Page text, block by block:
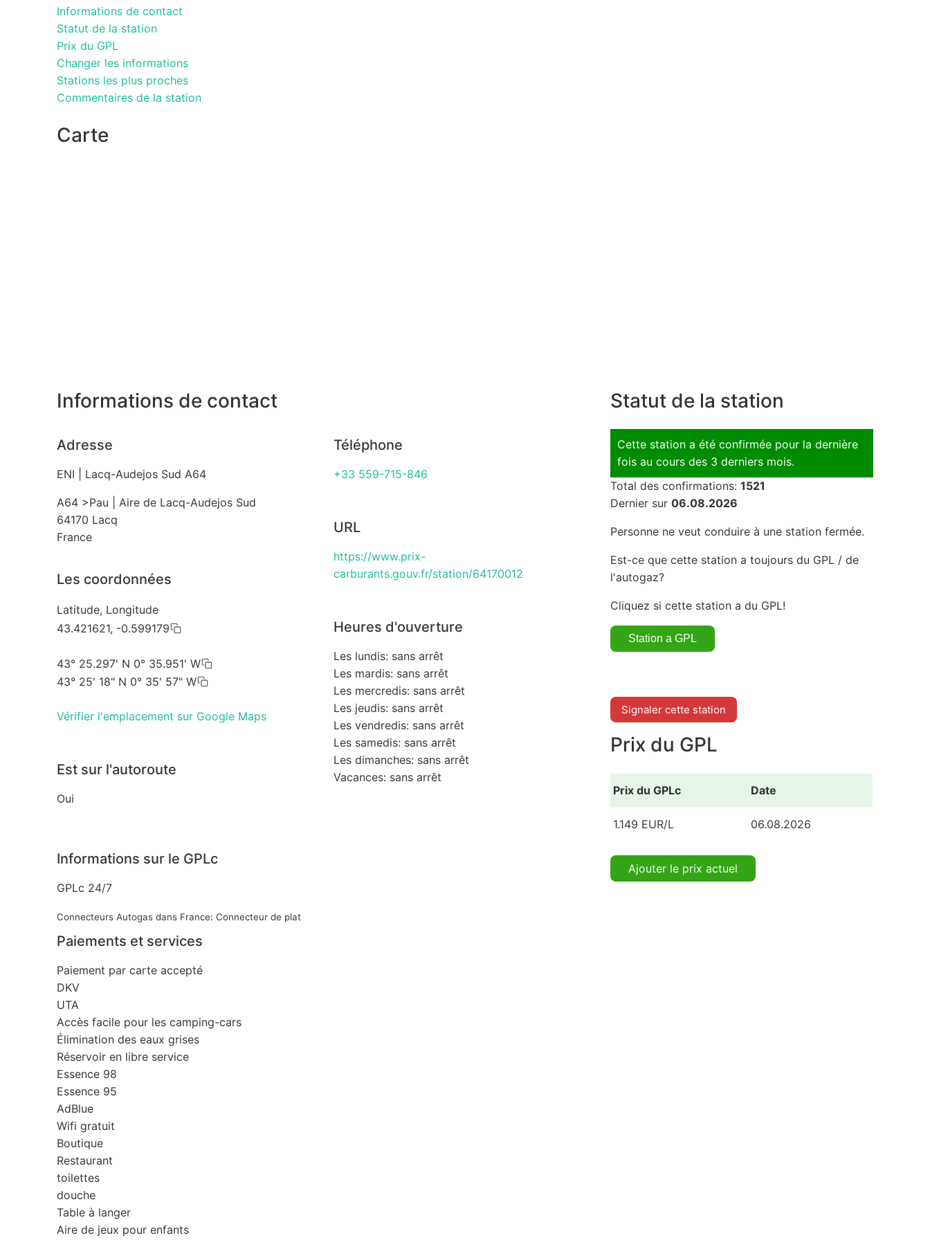
Informations de contact
Statut de la station
Prix du GPL
Changer les informations
Stations les plus proches
Commentaires de la station
Carte
Informations de contact
Adresse
ENI | Lacq-Audejos Sud A64
A64 >Pau | Aire de Lacq-Audejos Sud
64170 Lacq
France
Les coordonnées
Latitude, Longitude
43.421621, -0.599179
43° 25.297' N 0° 35.951' W
43° 25' 18" N 0° 35' 57" W
Vérifier l'emplacement sur Google Maps
Est sur l'autoroute
Oui
Téléphone
+33 559-715-846
URL
https://www.prix-
carburants.gouv.fr/station/64170012
Heures d'ouverture
Les lundis: sans arrêt
Les mardis: sans arrêt
Les mercredis: sans arrêt
Les jeudis: sans arrêt
Les vendredis: sans arrêt
Les samedis: sans arrêt
Les dimanches: sans arrêt
Vacances: sans arrêt
Informations sur le GPLc
GPLc 24/7
Connecteurs Autogas dans France: Connecteur de plat
Paiements et services
Paiement par carte accepté
DKV
UTA
Accès facile pour les camping-cars
Élimination des eaux grises
Réservoir en libre service
Essence 98
Essence 95
AdBlue
Wifi gratuit
Boutique
Restaurant
toilettes
douche
Table à langer
Aire de jeux pour enfants
Statut de la station
Cette station a été confirmée pour la dernière
fois au cours des 3 derniers mois.
Total des confirmations: 1521
Dernier sur 06.08.2026
Personne ne veut conduire à une station fermée.
Est-ce que cette station a toujours du GPL / de
l'autogaz?
Cliquez si cette station a du GPL!
Signaler cette station
Prix du GPL
Prix du GPLc Date
1.149 EUR/L 06.08.2026
Ajouter le prix actuel